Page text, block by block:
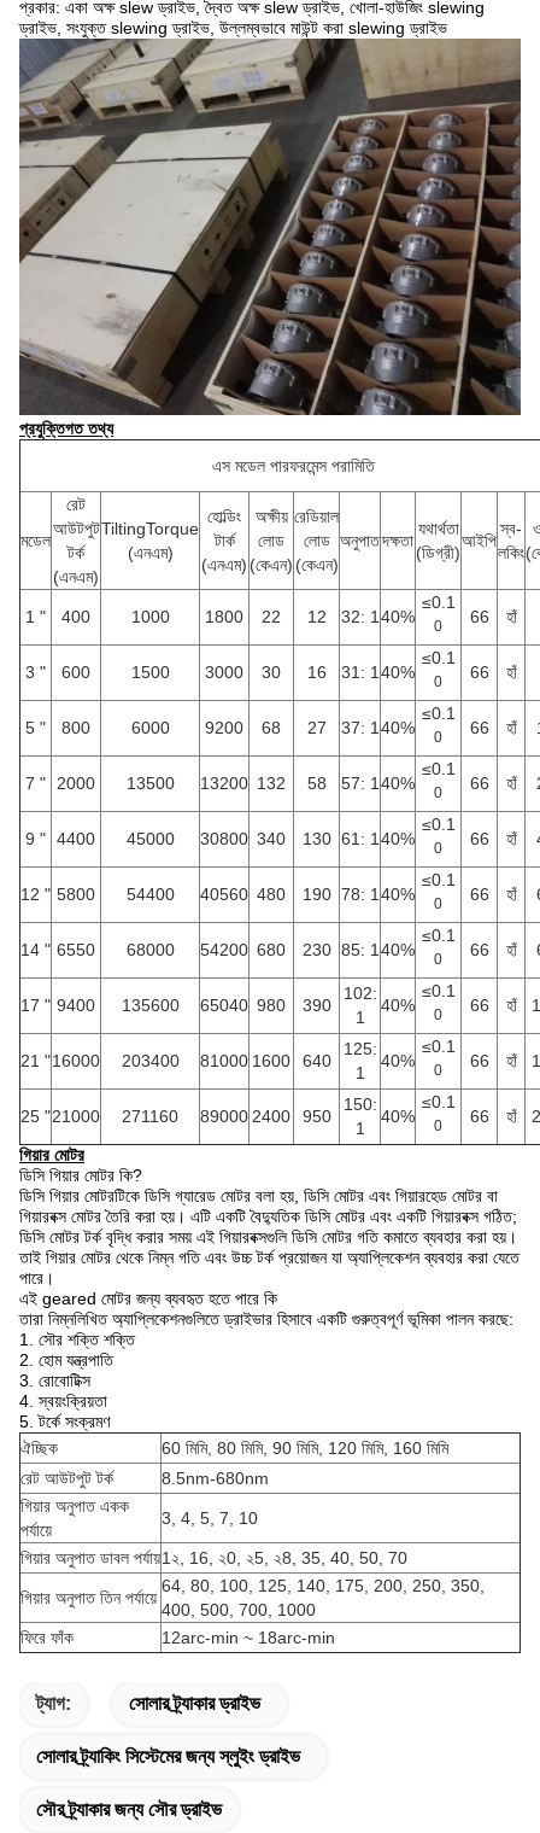
প্রকার: একা অক্ষ slew ড্রাইভ, দ্বৈত অক্ষ slew ড্রাইভ, খোলা-হাউজিং slewing
ড্রাইভ, সংযুক্ত slewing ড্রাইভ, উল্লম্বভাবে মাউন্ট করা slewing ড্রাইভ
প্রযুক্তিগত তথ্য
এস মডেল পারফরমেন্স পরামিতি
মডেল
রেট
আউটপুট
টর্ক
(এনএম)
TiltingTorque
(এনএম)
হোল্ডিং
টার্ক
(এনএম)
অক্ষীয়
লোড
(কেএন)
রেডিয়াল
লোড
(কেএন)
অনুপাতদক্ষতা
যথার্থতা
(ডিগ্রী)
আইপি
স্ব-
লকিং
1 " 400 1000 1800 22 12 32: 1 40%
≤0.1
0 66 হাঁ
3 " 600 1500 3000 30 16 31: 1 40%
≤0.1
0 66 হাঁ
5 " 800 6000 9200 68 27 37: 1 40%
≤0.1
0 66 হাঁ
7 " 2000 13500 13200 132 58 57: 1 40%
≤0.1
0 66 হাঁ
9 " 4400 45000 30800 340 130 61: 1 40%
≤0.1
0 66 হাঁ
12 " 5800 54400 40560 480 190 78: 1 40%
≤0.1
0 66 হাঁ
14 " 6550 68000 54200 680 230 85: 1 40%
≤0.1
0 66 হাঁ
17 " 9400 135600 65040 980 390
102:
1
40%
≤0.1
0 66 হাঁ
21 "16000 203400 81000 1600 640
125:
1
40%
≤0.1
0 66 হাঁ
25 "21000 271160 89000 2400 950
150:
1
40%
≤0.1
0 66 হাঁ
গিয়ার মোটর
ডিসি গিয়ার মোটর কি?
ডিসি গিয়ার মোটরটিকে ডিসি গ্যারেড মোটর বলা হয়, ডিসি মোটর এবং গিয়ারহেড মোটর বা
গিয়ারবক্স মোটর তৈরি করা হয়। এটি একটি বৈদ্যুতিক ডিসি মোটর এবং একটি গিয়ারবক্স গঠিত;
ডিসি মোটর টর্ক বৃদ্ধি করার সময় এই গিয়ারবক্সগুলি ডিসি মোটর গতি কমাতে ব্যবহার করা হয়।
তাই গিয়ার মোটর থেকে নিম্ন গতি এবং উচ্চ টর্ক প্রয়োজন যা অ্যাপ্লিকেশন ব্যবহার করা যেতে
পারে।
এই geared মোটর জন্য ব্যবহৃত হতে পারে কি
তারা নিম্নলিখিত অ্যাপ্লিকেশনগুলিতে ড্রাইভার হিসাবে একটি গুরুত্বপূর্ণ ভূমিকা পালন করছে:
1. সৌর শক্তি শক্তি
2. হোম যন্ত্রপাতি
3. রোবোটিক্স
4. স্বয়ংক্রিয়তা
5. টর্কে সংক্রমণ
ঐচ্ছিক
60 মিমি, 80 মিমি, 90 মিমি, 120 মিমি, 160 মিমি
রেট আউটপুট টর্ক
8.5nm-680nm
গিয়ার অনুপাত একক
পর্যায়ে
3, 4, 5, 7, 10
গিয়ার অনুপাত ডাবল পর্যায়1২, 16, ২0, ২5, ২8, 35, 40, 50, 70
গিয়ার অনুপাত তিন পর্যায়ে
64, 80, 100, 125, 140, 175, 200, 250, 350,
400, 500, 700, 1000
ফিরে ফাঁক
12arc-min ~ 18arc-min
ট্যাগ: সোলার ট্র্যাকার ড্রাইভ
সোলার ট্র্যাকিং সিস্টেমের জন্য স্লুইং ড্রাইভ
সৌর ট্র্যাকার জন্য সৌর ড্রাইভ